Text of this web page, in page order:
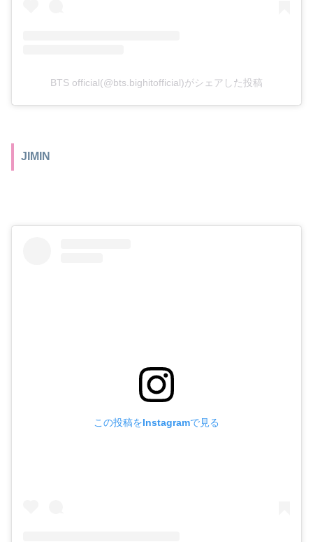
BTS official(@bts.bighitofficial)がシェアした投稿
JIMIN
この投稿をInstagramで見る